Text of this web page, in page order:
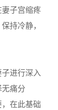
子宫缩疼
持冷静，
进行深入
痛分
在此基础